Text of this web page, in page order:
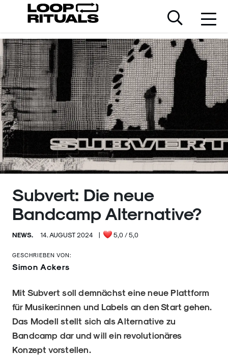
Subvert: Die neue
Bandcamp Alternative?
NEWS. 14. AUGUST 2024 | 5,0 / 5,0
GESCHRIEBEN VON:
Simon Ackers
Mit Subvert soll demnächst eine neue Plattform
für Musiker:innen und Labels an den Start gehen.
Das Modell stellt sich als Alternative zu
Bandcamp dar und will ein revolutionäres
Konzept vorstellen.